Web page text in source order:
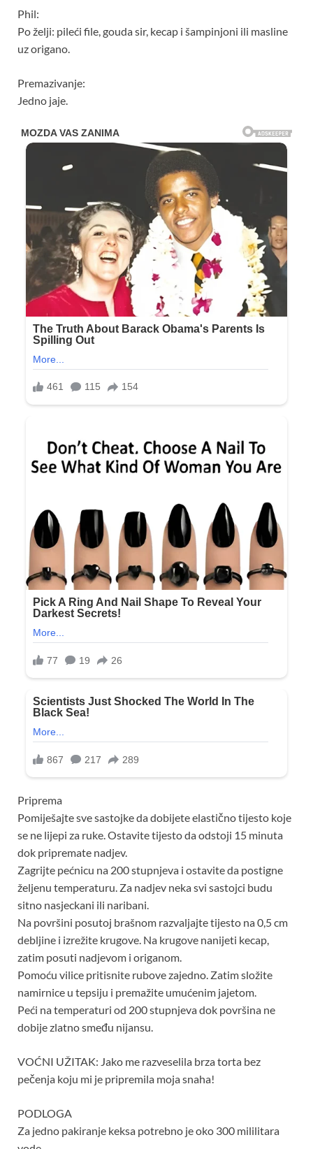
Phil:
Po želji: pileći file, gouda sir, kecap i šampinjoni ili masline
uz origano.
Premazivanje:
Jedno jaje.
Priprema
Pomiješajte sve sastojke da dobijete elastično tijesto koje
se ne lijepi za ruke. Ostavite tijesto da odstoji 15 minuta
dok pripremate nadjev.
Zagrijte pećnicu na 200 stupnjeva i ostavite da postigne
željenu temperaturu. Za nadjev neka svi sastojci budu
sitno nasjeckani ili naribani.
Na površini posutoj brašnom razvaljajte tijesto na 0,5 cm
debljine i izrežite krugove. Na krugove nanijeti kecap,
zatim posuti nadjevom i origanom.
Pomoću vilice pritisnite rubove zajedno. Zatim složite
namirnice u tepsiju i premažite umućenim jajetom.
Peći na temperaturi od 200 stupnjeva dok površina ne
dobije zlatno smeđu nijansu.
VOĆNI UŽITAK: Jako me razveselila brza torta bez
pečenja koju mi ​​je pripremila moja snaha!
PODLOGA
Za jedno pakiranje keksa potrebno je oko 300 mililitara